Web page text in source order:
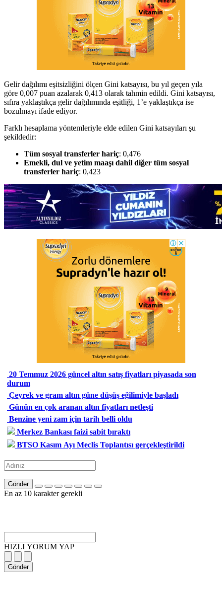
Gelir dağılımı eşitsizliğini ölçen Gini katsayısı, bu yıl geçen yıla
göre 0,007 puan azalarak 0,413 olarak tahmin edildi. Gini katsayısı,
sıfıra yaklaştıkça gelir dağılımında eşitliği, 1’e yaklaştıkça ise
bozulmayı ifade ediyor.
Farklı hesaplama yöntemleriyle elde edilen Gini katsayıları şu
şekildedir:
Tüm sosyal transferler hariç: 0,476
Emekli, dul ve yetim maaşı dahil diğer tüm sosyal
transferler hariç: 0,423
20 Temmuz 2026 güncel altın satış fiyatları piyasada son
durum
Çeyrek ve gram altın güne düşüş eğilimiyle başladı
Günün en çok aranan altın fiyatları netleşti
Benzine yeni zam için tarih belli oldu
Merkez Bankası faizi sabit bıraktı
BTSO Kasım Ayı Meclis Toplantısı gerçekleştirildi
Gönder
En az 10 karakter gerekli
HIZLI YORUM YAP
Gönder